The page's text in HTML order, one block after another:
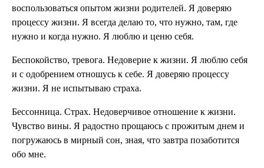
восполь­зоваться опытом жизни ро­дителей. Я доверяю
процессу жизни. Я всегда делаю то, что нужно, там, где
нужно и когда нужно. Я люблю и ценю себя.
Беспокойство, тревога. Недоверие к жизни. Я люблю себя
и с одобрени­ем отношусь к себе. Я до­веряю процессу
жизни. Я не испытываю страха.
Бессонница. Страх. Недоверчивое отно­шение к жизни.
Чувство ви­ны. Я радостно прощаюсь с про­житым днем и
погружаюсь в мирный сон, зная, что зав­тра позаботится
обо мне.